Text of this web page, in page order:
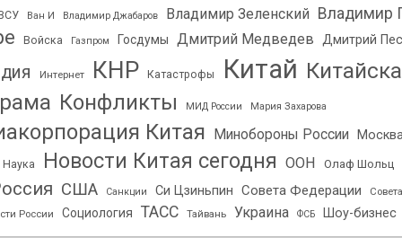
Ван И Владимир Джабаров Владимир Зеленский Владимир
Войска Газпром Госдумы Дмитрий Медведев Дмитрий
Интернет КНР Катастрофы Китай
Конфликты МИД России Мария Захарова
Китая Минобороны России
Наука Новости Китая сегодня ООН Олаф Шольц
США Санкции Си Цзиньпин Совета Федерации
Совета
России
Социология ТАСС Тайвань Украина ФСБ Шоу-бизнес